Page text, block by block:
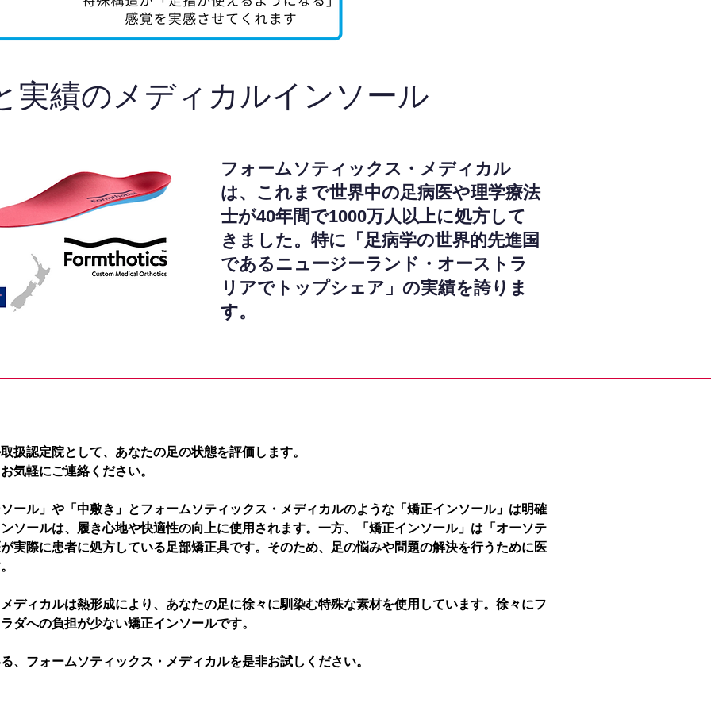
実績のメディカルインソール
フォームソティックス・メディカル
は、これまで世界中の足病医や理学療法
士が40年間で1000万人以上に処方して
きました。特に「足病学の世界的先進国
であるニュージーランド・オーストラ
リアでトップシェア」の実績を誇りま
す。
扱認定院として、あなたの足の状態を評価します。
気軽にご連絡ください。
ール」や「中敷き」とフォームソティックス・メディカルのような「矯正インソール」は明確
ソールは、履き心地や快適性の向上に使用されます。一方、「矯正インソール」は「オーソテ
実際に患者に処方している足部矯正具です。そのため、足の悩みや問題の解決を行うために医
ディカルは熱形成により、あなたの足に徐々に馴染む特殊な素材を使用しています。徐々にフ
ダへの負担が少ない矯正インソールです。
、フォームソティックス・メディカルを是非お試しください。